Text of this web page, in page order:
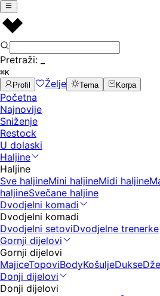
Pretraži:
⌘K
Profil
Želje Tema Korpa
Početna
Najnovije
Sniženje
Restock
U dolaski
Haljine
Haljine
Sve haljineMini haljineMidi haljine
haljineSvečane haljine
Dvodjelni komadi
Dvodjelni komadi
Dvodjelni setoviDvodjelne trenerke
Gornji dijelovi
Gornji dijelovi
MajiceTopoviBodyKošuljeDukse
Donji dijelovi
Donji dijelovi